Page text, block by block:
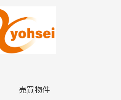
売買物件